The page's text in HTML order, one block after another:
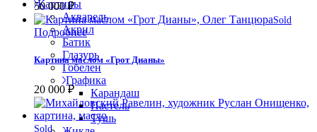
Картины
Акварель
Акрил
Батик
Глазурь
Гобелен
Графика
Карандаш
Пастель
Тушь
50 000₽
Sold
Подробнее
Картина маслом «Грот Дианы»
20 000₽
Sold